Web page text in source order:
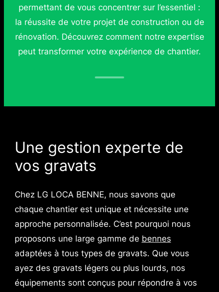
permettant de vous concentrer sur l’essentiel :
la réussite de votre projet de construction ou de
rénovation. Découvrez comment notre expertise
peut transformer votre expérience de chantier.
Une gestion experte de
vos gravats
Chez LG LOCA BENNE, nous savons que
chaque chantier est unique et nécessite une
approche personnalisée. C’est pourquoi nous
proposons une large gamme de bennes
adaptées à tous types de gravats. Que vous
ayez des gravats légers ou plus lourds, nos
équipements sont conçus pour répondre à vos